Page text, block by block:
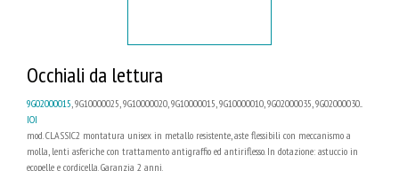
Occhiali da lettura
9G02000015 , 9G10000025, 9G10000020, 9G10000015, 9G10000010, 9G02000035, 9G02000030...
IOI
mod. CLASSIC2 montatura unisex in metallo resistente, aste flessibili con meccanismo a
molla, lenti asferiche con trattamento antigraffio ed antiriflesso. In dotazione: astuccio in
ecopelle e cordicella. Garanzia 2 anni.